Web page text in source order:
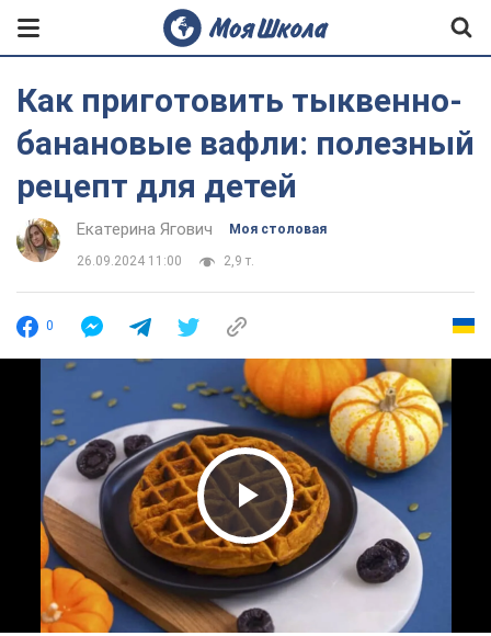
Как приготовить тыквенно-
банановые вафли: полезный
рецепт для детей
Екатерина Ягович Моя столовая
26.09.2024 11:00 2,9 т.
0
Play Video